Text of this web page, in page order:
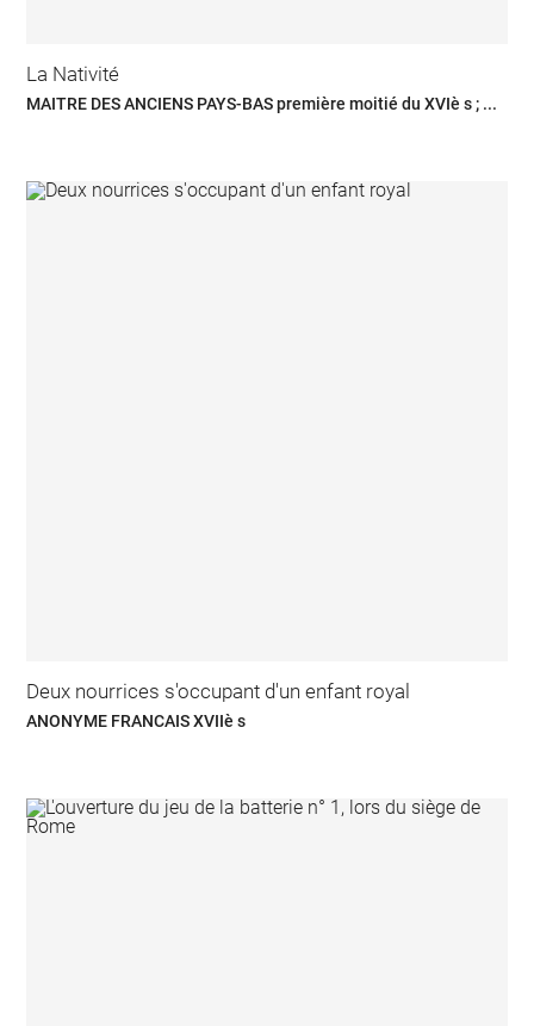
La Nativité
MAITRE DES ANCIENS PAYS-BAS première moitié du XVIè s ; ...
Deux nourrices s'occupant d'un enfant royal
ANONYME FRANCAIS XVIIè s